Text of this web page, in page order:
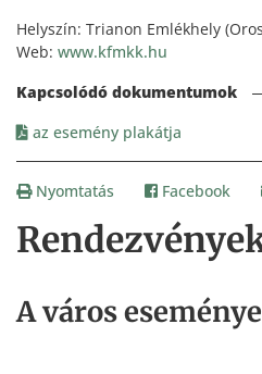
A város
Helyszín: Trianon Emlékhely
Web: www.kfmkk.hu
az esemény plakátja
Nyomtatás Facebook